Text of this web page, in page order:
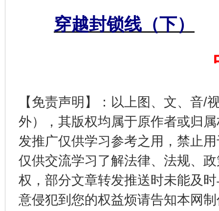
穿越封锁线（下）
【免责声明】：以上图、文、音/
外），其版权均属于原作者或归
发推广仅供学习参考之用，禁止
仅供交流学习了解法律、法规、
权，部分文章转发推送时未能及
意侵犯到您的权益烦请告知本网
千年窑火 生生不息 一